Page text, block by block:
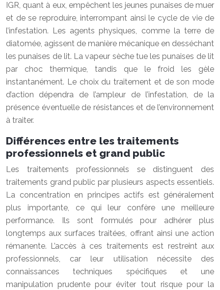
IGR, quant à eux, empêchent les jeunes punaises de muer
et de se reproduire, interrompant ainsi le cycle de vie de
l’infestation. Les agents physiques, comme la terre de
diatomée, agissent de manière mécanique en desséchant
les punaises de lit. La vapeur sèche tue les punaises de lit
par choc thermique, tandis que le froid les gèle
instantanément. Le choix du traitement et de son mode
d’action dépendra de l’ampleur de l’infestation, de la
présence éventuelle de résistances et de l’environnement
à traiter.
Différences entre les traitements
professionnels et grand public
Les traitements professionnels se distinguent des
traitements grand public par plusieurs aspects essentiels.
La concentration en principes actifs est généralement
plus importante, ce qui leur confère une meilleure
performance. Ils sont formulés pour adhérer plus
longtemps aux surfaces traitées, offrant ainsi une action
rémanente. L’accès à ces traitements est restreint aux
professionnels, car leur utilisation nécessite des
connaissances techniques spécifiques et une
manipulation prudente pour éviter tout risque pour la